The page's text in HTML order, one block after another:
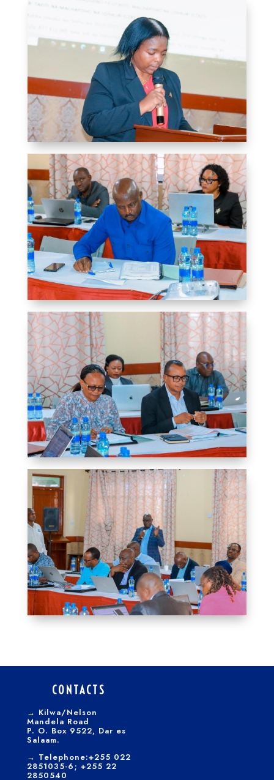
CONTACTS
→ Kilwa/Nelson
Mandela Road
P. O. Box 9522, Dar es
Salaam.
→ Telephone:+255 022
2851035-6; +255 22
2850540